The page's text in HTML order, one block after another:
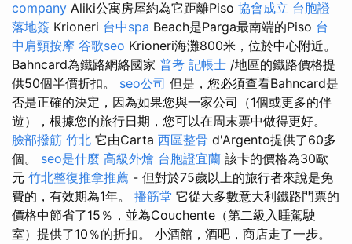
company Aliki公寓房屋約為它距離Piso 協會成立 台胞證
落地簽 Krioneri 台中spa Beach是Parga最南端的Piso 台
中肩頸按摩 谷歌seo Krioneri海灘800米，位於中心附近。
Bahncard為鐵路網絡國家 普考 記帳士 /地區的鐵路價格提
供50個半價折扣。 seo公司 但是，您必須查看Bahncard是
否是正確的決定，因為如果您與一家公司（1個或更多的伴
遊），根據您的旅行日期，您可以在周末票中做得更好。
臉部撥筋 竹北 它由Carta 西區整骨 d'Argento提供了60多
個。 seo是什麼 高級外燴 台胞證宜蘭 該卡的價格為30歐
元 竹北整復推拿推薦 - 但對於75歲以上的旅行者來說是免
費的，有效期為1年。 播筋堂 它從大多數意大利鐵路門票的
價格中節省了15％，並為Couchente（第二級入睡駕駛
室）提供了10％的折扣。 小酒館，酒吧，商店走了一步。